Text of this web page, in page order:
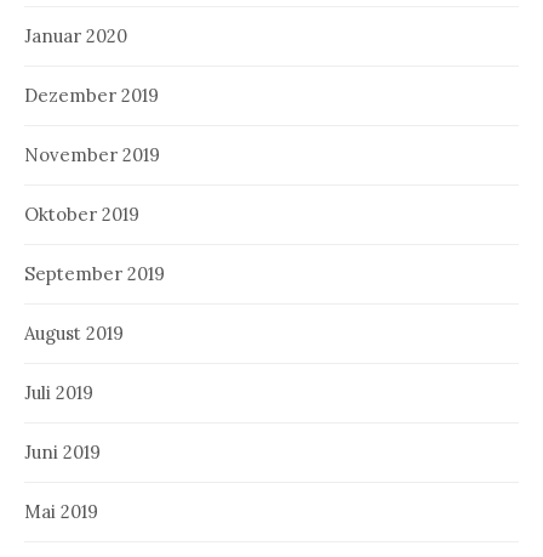
Januar 2020
Dezember 2019
November 2019
Oktober 2019
September 2019
August 2019
Juli 2019
Juni 2019
Mai 2019